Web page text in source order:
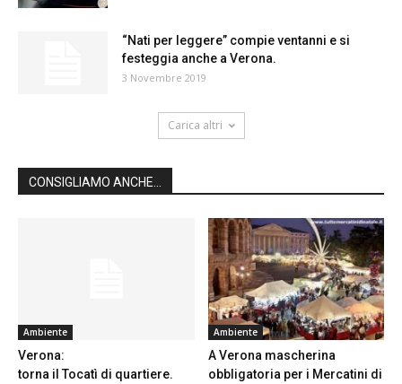
“Nati per leggere” compie ventanni e si
festeggia anche a Verona.
3 Novembre 2019
Carica altri
CONSIGLIAMO ANCHE...
Ambiente
Verona:
torna il Tocatì di quartiere.
Ambiente
A Verona mascherina
obbligatoria per i Mercatini di